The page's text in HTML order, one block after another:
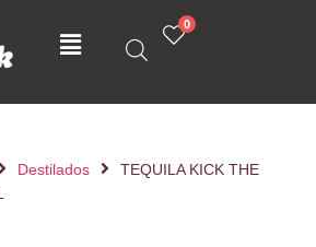
0
Destilados
TEQUILA KICK THE